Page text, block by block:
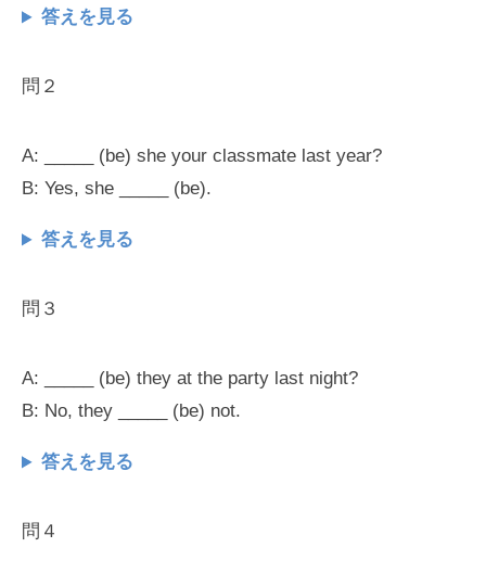
答えを見る
問２
A: _____ (be) she your classmate last year?
B: Yes, she _____ (be).
答えを見る
問３
A: _____ (be) they at the party last night?
B: No, they _____ (be) not.
答えを見る
問４